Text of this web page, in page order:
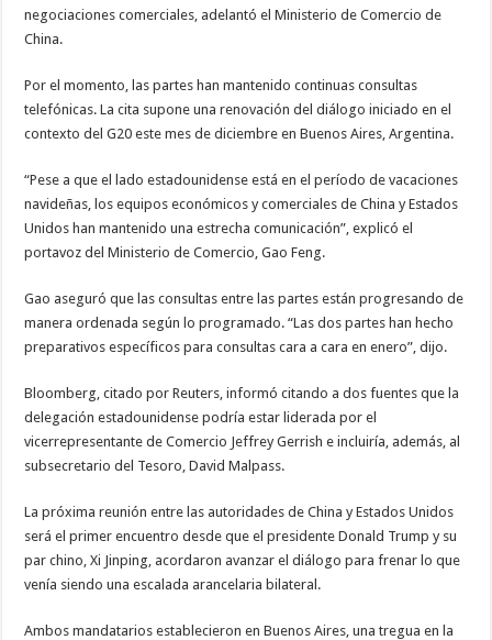
negociaciones comerciales, adelantó el Ministerio de Comercio de
China.
Por el momento, las partes han mantenido continuas consultas
telefónicas. La cita supone una renovación del diálogo iniciado en el
contexto del G20 este mes de diciembre en Buenos Aires, Argentina.
“Pese a que el lado estadounidense está en el período de vacaciones
navideñas, los equipos económicos y comerciales de China y Estados
Unidos han mantenido una estrecha comunicación”, explicó el
portavoz del Ministerio de Comercio, Gao Feng.
Gao aseguró que las consultas entre las partes están progresando de
manera ordenada según lo programado. “Las dos partes han hecho
preparativos específicos para consultas cara a cara en enero”, dijo.
Bloomberg, citado por Reuters, informó citando a dos fuentes que la
delegación estadounidense podría estar liderada por el
vicerrepresentante de Comercio Jeffrey Gerrish e incluiría, además, al
subsecretario del Tesoro, David Malpass.
La próxima reunión entre las autoridades de China y Estados Unidos
será el primer encuentro desde que el presidente Donald Trump y su
par chino, Xi Jinping, acordaron avanzar el diálogo para frenar lo que
venía siendo una escalada arancelaria bilateral.
Ambos mandatarios establecieron en Buenos Aires, una tregua en la